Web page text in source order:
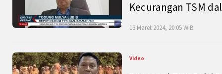
Kecurangan TSM
13 Maret 2024, 20:05 WIB
Video